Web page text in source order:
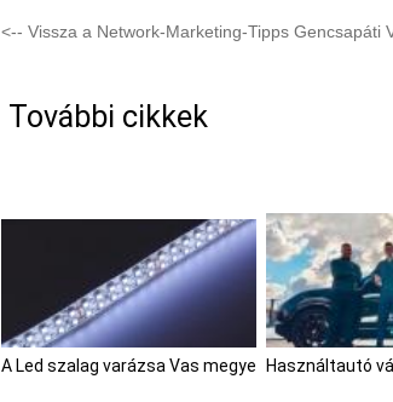
<-- Vissza a Network-Marketing-Tipps Gencsapáti
További cikkek
A Led szalag varázsa Vas megye Használtautó